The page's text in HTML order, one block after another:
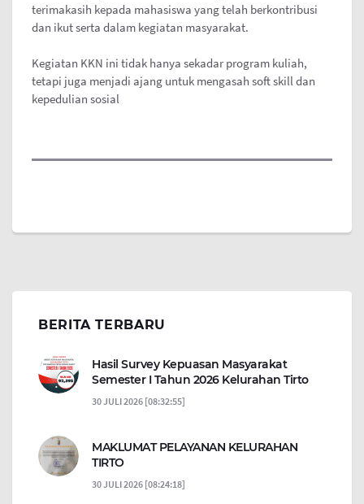
terimakasih kepada mahasiswa yang telah berkontribusi
dan ikut serta dalam kegiatan masyarakat.
Kegiatan KKN ini tidak hanya sekadar program kuliah,
tetapi juga menjadi ajang untuk mengasah soft skill dan
kepedulian sosial
BERITA TERBARU
Hasil Survey Kepuasan Masyarakat
Semester I Tahun 2026 Kelurahan Tirto
30 JULI 2026 [08:32:55]
MAKLUMAT PELAYANAN KELURAHAN
TIRTO
30 JULI 2026 [08:24:18]